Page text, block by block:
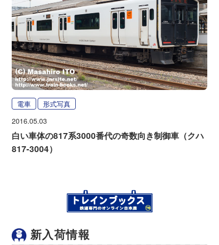
電車 形式写真
2016.05.03
白い車体の817系3000番代の奇数向き制御車（クハ
817-3004）
新入荷情報